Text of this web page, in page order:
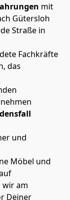
mit
Gütersloh
Straße in
Fachkräfte
das
und
Möbel und
wir am
Deiner